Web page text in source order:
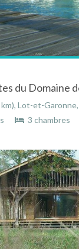
du Domaine
Lot-et-Garonne,
3 chambres